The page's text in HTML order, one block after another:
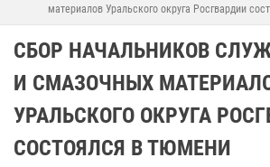
материалов Уральского округа Росгвардии
СБОР НАЧАЛЬНИКОВ
И СМАЗОЧНЫХ
УРАЛЬСКОГО ОКРУГА
СОСТОЯЛСЯ В ТЮМЕНИ